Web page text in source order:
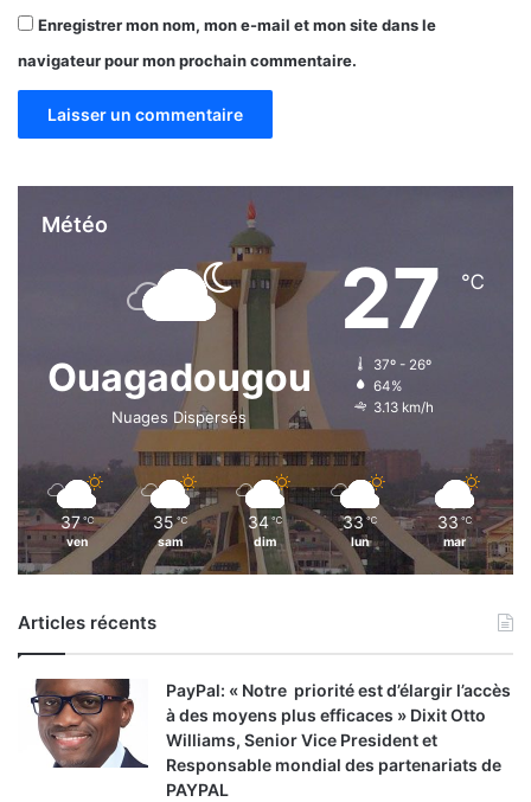
e
s
Enregistrer mon nom, mon e-mail et mon site dans le
navigateur pour mon prochain commentaire.
Météo
Ouagadougou
Nuages Dispersés
27 ℃
37º - 26º
64%
3.13 km/h
37 ℃
ven
35 ℃
sam
34 ℃
dim
33 ℃
lun
33 ℃
mar
Articles récents
PayPal: « Notre priorité est d’élargir l’accès
à des moyens plus efficaces » Dixit Otto
Williams, Senior Vice President et
Responsable mondial des partenariats de
PAYPAL